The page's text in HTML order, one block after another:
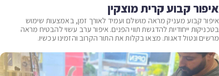
איפור קבוע קרית מוצקין
איפור קבוע מעניק מראה מושלם ועמיד לאורך זמן, באמצעות שימוש
בטכניקות ייחודיות להדגשת תווי הפנים. איפור ערב עשוי להבטיח מראה
מרשים ונטול דאגות. מצאו בקלות את התור הקרוב והזמינו עכשיו.